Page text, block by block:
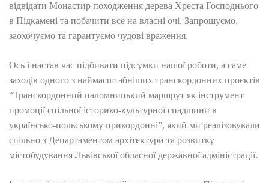
відвідати Монастир походження дерева Хреста Господнього
в Підкамені та побачити все на власні очі. Запрошуємо,
заохочуємо та гарантуємо чудові враження.
Ось і настав час підбивати підсумки нашої роботи, а саме
заходів одного з наймасштабніших транскордонних проєктів
“Транскордонний паломницький маршрут як інструмент
промоції спільної історико-культурної спадщини в
українсько-польському прикордонні”, який ми реалізовували
спільно з Департаментом архітектури та розвитку
містобудування Львівської обласної державної адміністрації.